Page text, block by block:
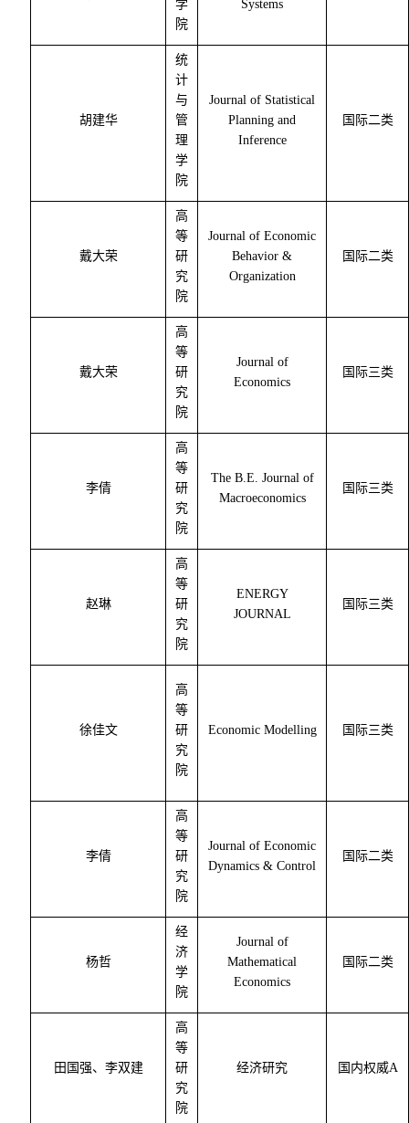
学
院
Systems
胡建华
统
计
与
管
理
学
院
Journal of Statistical
Planning and
Inference
国际二类
戴大荣
高
等
研
究
院
Journal of Economic
Behavior &
Organization
国际二类
戴大荣
高
等
研
究
院
Journal of
Economics
国际三类
李倩
高
等
研
究
院
The B.E. Journal of
Macroeconomics
国际三类
赵琳
高
等
研
究
院
ENERGY
JOURNAL
国际三类
徐佳文
高
等
研
究
院
Economic Modelling 国际三类
李倩
高
等
研
究
院
Journal of Economic
Dynamics & Control
国际二类
杨哲
经
济
学
院
Journal of
Mathematical
Economics
国际二类
田国强、李双建
高
等
研
究
院
经济研究 国内权威A